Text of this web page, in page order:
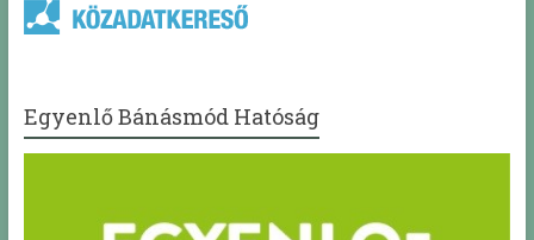
Egyenlő Bánásmód Hatóság